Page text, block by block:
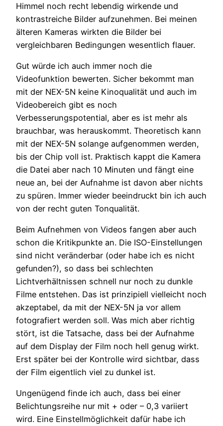
Himmel noch recht lebendig wirkende und
kontrastreiche Bilder aufzunehmen. Bei meinen
älteren Kameras wirkten die Bilder bei
vergleichbaren Bedingungen wesentlich flauer.
Gut würde ich auch immer noch die
Videofunktion bewerten. Sicher bekommt man
mit der NEX-5N keine Kinoqualität und auch im
Videobereich gibt es noch
Verbesserungspotential, aber es ist mehr als
brauchbar, was herauskommt. Theoretisch kann
mit der NEX-5N solange aufgenommen werden,
bis der Chip voll ist. Praktisch kappt die Kamera
die Datei aber nach 10 Minuten und fängt eine
neue an, bei der Aufnahme ist davon aber nichts
zu spüren. Immer wieder beeindruckt bin ich auch
von der recht guten Tonqualität.
Beim Aufnehmen von Videos fangen aber auch
schon die Kritikpunkte an. Die ISO-Einstellungen
sind nicht veränderbar (oder habe ich es nicht
gefunden?), so dass bei schlechten
Lichtverhältnissen schnell nur noch zu dunkle
Filme entstehen. Das ist prinzipiell vielleicht noch
akzeptabel, da mit der NEX-5N ja vor allem
fotografiert werden soll. Was mich aber richtig
stört, ist die Tatsache, dass bei der Aufnahme
auf dem Display der Film noch hell genug wirkt.
Erst später bei der Kontrolle wird sichtbar, dass
der Film eigentlich viel zu dunkel ist.
Ungenügend finde ich auch, dass bei einer
Belichtungsreihe nur mit + oder – 0,3 variiert
wird. Eine Einstellmöglichkeit dafür habe ich